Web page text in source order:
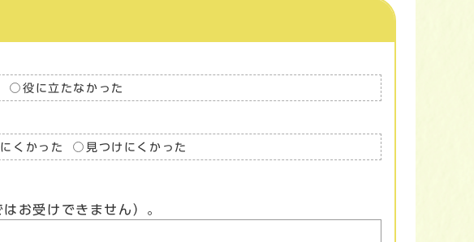
役に立たなかった
くかった 見つけにくかった
お受けできません）。